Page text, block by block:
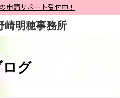
申請サポート受付中！
崎明穂事務所
グ